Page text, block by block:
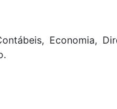
Economia,